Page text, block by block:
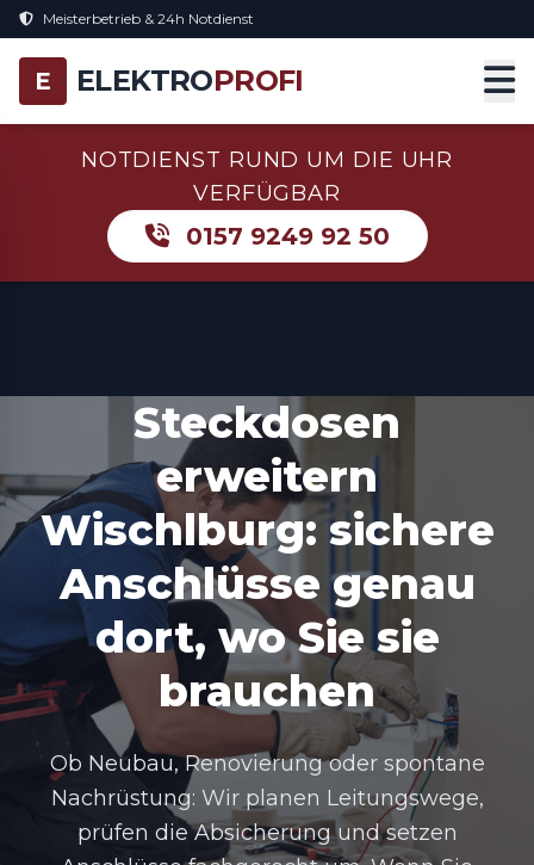
Meisterbetrieb & 24h Notdienst
E ELEKTROPROFI
NOTDIENST RUND UM DIE UHR
VERFÜGBAR
0157 9249 92 50
Steckdosen
erweitern
Wischlburg: sichere
Anschlüsse genau
dort, wo Sie sie
brauchen
Ob Neubau, Renovierung oder spontane
Nachrüstung: Wir planen Leitungswege,
prüfen die Absicherung und setzen